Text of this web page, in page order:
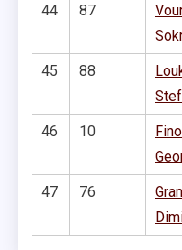
44 87
45 88
46 10
47 76